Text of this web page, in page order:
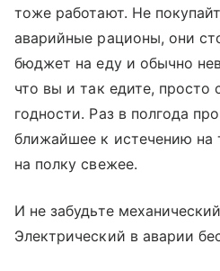
тоже работают. Не
аварийные рационы, они
бюджет на еду и обычно
что вы и так едите,
годности. Раз в полгода
ближайшее к истечению на
на полку свежее.
И не забудьте
Электрический в аварии